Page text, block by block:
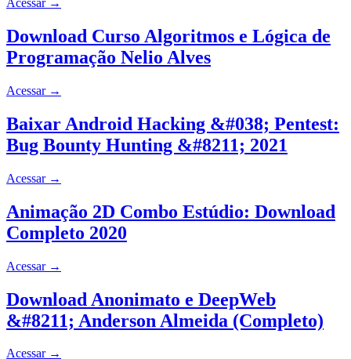
Acessar →
Download Curso Algoritmos e Lógica de
Programação Nelio Alves
Acessar →
Baixar Android Hacking &#038; Pentest:
Bug Bounty Hunting &#8211; 2021
Acessar →
Animação 2D Combo Estúdio: Download
Completo 2020
Acessar →
Download Anonimato e DeepWeb
&#8211; Anderson Almeida (Completo)
Acessar →